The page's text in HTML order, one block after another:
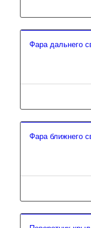
Фара дальнего
Фара ближнего